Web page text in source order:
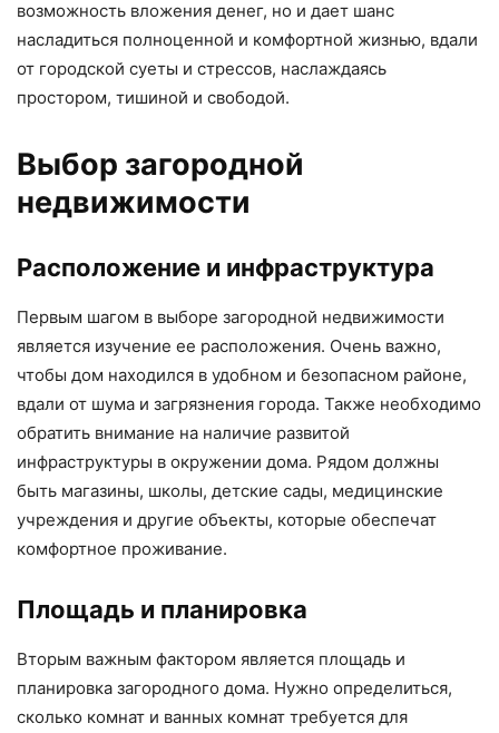
возможность вложения денег, но и дает шанс
насладиться полноценной и комфортной жизнью, вдали
от городской суеты и стрессов, наслаждаясь
простором, тишиной и свободой.
Выбор загородной
недвижимости
Расположение и инфраструктура
Первым шагом в выборе загородной недвижимости
является изучение ее расположения. Очень важно,
чтобы дом находился в удобном и безопасном районе,
вдали от шума и загрязнения города. Также необходимо
обратить внимание на наличие развитой
инфраструктуры в окружении дома. Рядом должны
быть магазины, школы, детские сады, медицинские
учреждения и другие объекты, которые обеспечат
комфортное проживание.
Площадь и планировка
Вторым важным фактором является площадь и
планировка загородного дома. Нужно определиться,
сколько комнат и ванных комнат требуется для